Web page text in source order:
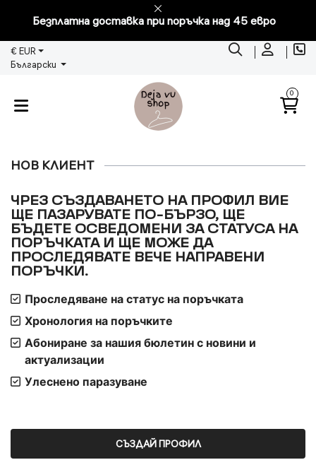
Безплатна доставка при поръчка над 45 евро
€ EUR
Български
0
НОВ КЛИЕНТ
ЧРЕЗ СЪЗДАВАНЕТО НА ПРОФИЛ ВИЕ
ЩЕ ПАЗАРУВАТЕ ПО-БЪРЗО, ЩЕ
БЪДЕТЕ ОСВЕДОМЕНИ ЗА СТАТУСА НА
ПОРЪЧКАТА И ЩЕ МОЖЕ ДА
ПРОСЛЕДЯВАТЕ ВЕЧЕ НАПРАВЕНИ
ПОРЪЧКИ.
Проследяване на статус на поръчката
Хронология на поръчките
Абониране за нашия бюлетин с новини и
актуализации
Улеснено паразуване
СЪЗДАЙ ПРОФИЛ